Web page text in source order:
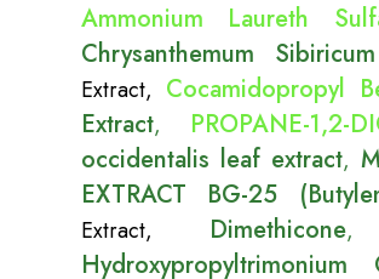
Ammonium Laureth
Chrysanthemum
Extract, Cocamidopropyl
Extract, PROPANE-
occidentalis leaf extract,
EXTRACT BG-25
Extract, Dimethicone
Hydroxypropyltrimonium